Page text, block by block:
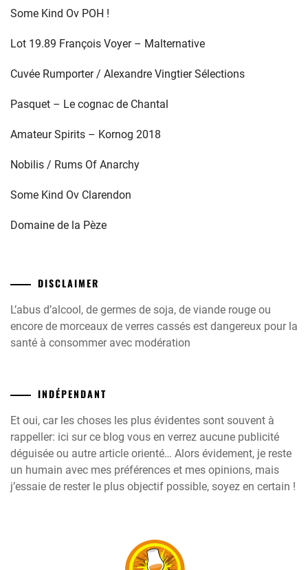
Some Kind Ov POH !
Lot 19.89 François Voyer – Malternative
Cuvée Rumporter / Alexandre Vingtier Sélections
Pasquet – Le cognac de Chantal
Amateur Spirits – Kornog 2018
Nobilis / Rums Of Anarchy
Some Kind Ov Clarendon
Domaine de la Pèze
DISCLAIMER
L’abus d’alcool, de germes de soja, de viande rouge ou
encore de morceaux de verres cassés est dangereux pour la
santé à consommer avec modération
INDÉPENDANT
Et oui, car les choses les plus évidentes sont souvent à
rappeller: ici sur ce blog vous en verrez aucune publicité
déguisée ou autre article orienté… Alors évidement, je reste
un humain avec mes préférences et mes opinions, mais
j’essaie de rester le plus objectif possible, soyez en certain !